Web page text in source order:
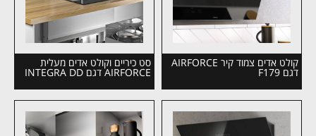
קולט אדים צמוד קיר AIRFORCE
דגם F179
סט כיריים וקולט אדים מעלית
AIRFORCE דגם INTEGRA DD